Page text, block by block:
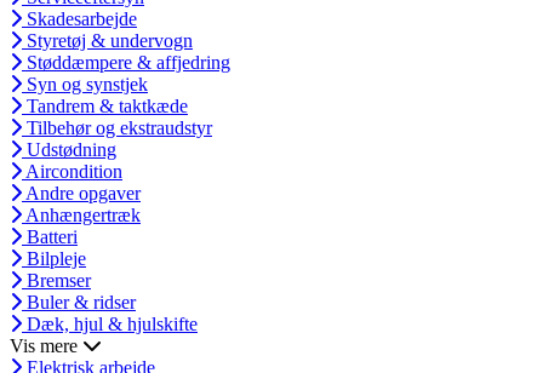
Skadesarbejde
Styretøj & undervogn
Støddæmpere & affjedring
Syn og synstjek
Tandrem & taktkæde
Tilbehør og ekstraudstyr
Udstødning
Aircondition
Andre opgaver
Anhængertræk
Batteri
Bilpleje
Bremser
Buler & ridser
Dæk, hjul & hjulskifte
Vis mere
Elektrisk arbejde